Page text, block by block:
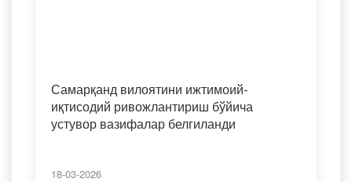
Самарқанд вилоятини ижтимоий-
иқтисодий ривожлантириш бўйича
устувор вазифалар белгиланди
18-03-2026